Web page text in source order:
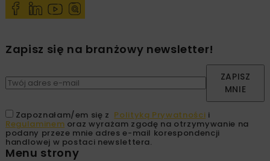
Zapisz się na branżowy newsletter!
ZAPISZ
MNIE
Zapoznałam/em się z Polityką Prywatności i
Regulaminem oraz wyrażam zgodę na otrzymywanie na
podany przeze mnie adres e-mail korespondencji
handlowej w postaci newslettera.
Menu strony